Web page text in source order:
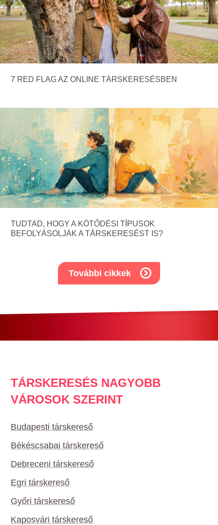
7 RED FLAG AZ ONLINE TÁRSKERESÉSBEN
TUDTAD, HOGY A KÖTŐDÉSI TÍPUSOK
BEFOLYÁSOLJÁK A TÁRSKERESÉST IS?
További cikkek
TÁRSKERESÉS NAGYOBB
VÁROSOK SZERINT
Budapesti társkereső
Békéscsabai társkereső
Debreceni társkereső
Egri társkereső
Győri társkereső
Kaposvári társkereső